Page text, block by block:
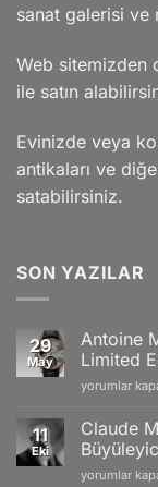
sanat galerisi ve
Web sitemizden
ile satın
Evinizde veya
antikaları ve
satabilirsiniz.
SON YAZILAR
29
May
Antoine
Limited
Antoine
Watches:
18k
Gold
Models,
yorumlar
11
Eki
Claude
Claude
yorumlar